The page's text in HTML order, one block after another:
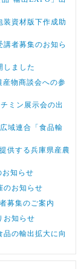
装資材版下作成助
講者募集のお知ら
しました
産物商談会への参
ミン展示会の出
域連合「食品輸
供する兵庫県産農
お知らせ
のお知らせ
募集のご案内
お知らせ
品の輸出拡大に向